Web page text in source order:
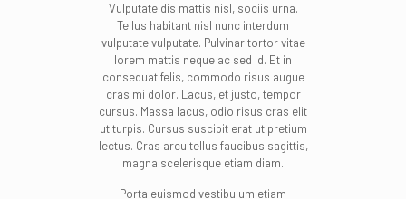
Vulputate dis mattis nisl, sociis urna.
Tellus habitant nisl nunc interdum
vulputate vulputate. Pulvinar tortor vitae
lorem mattis neque ac sed id. Et in
consequat felis, commodo risus augue
cras mi dolor. Lacus, et justo, tempor
cursus. Massa lacus, odio risus cras elit
ut turpis. Cursus suscipit erat ut pretium
lectus. Cras arcu tellus faucibus sagittis,
magna scelerisque etiam diam.
Porta euismod vestibulum etiam